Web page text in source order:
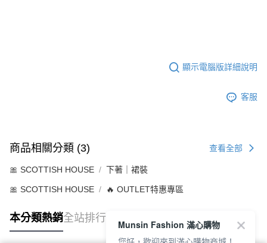
顯示電腦版詳細說明
客服
商品相關分類 (3) 查看全部
🎀 SCOTTISH HOUSE 下著｜裙裝
🎀 SCOTTISH HOUSE 🔥 OUTLET特惠專區
本分類熱銷全站排行
Munsin Fashion 滿心購物